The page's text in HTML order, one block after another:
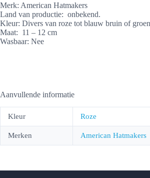
Merk: American Hatmakers
Land van productie: onbekend.
Kleur: Divers van roze tot blauw bruin of groen
Maat: 11 – 12 cm
Wasbaar: Nee
Aanvullende informatie
Kleur Roze
Merken American Hatmakers